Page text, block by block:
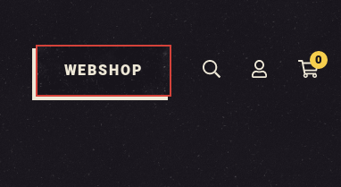
WEBSHOP
0